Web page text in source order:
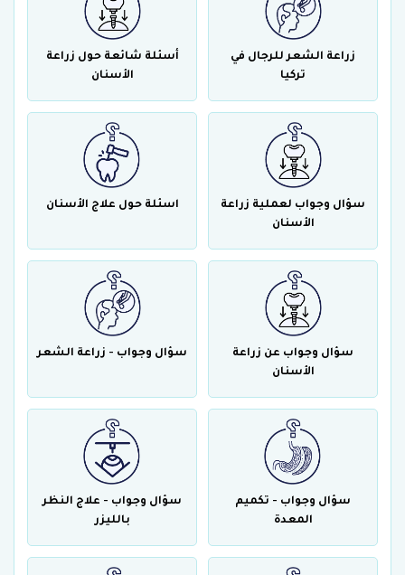
زراعة الشعر للرجال في
تركيا
أسئلة شائعة حول زراعة
الأسنان
سؤال وجواب لعملية زراعة
الأسنان
اسئلة حول علاج الأسنان
سؤال وجواب عن زراعة
الأسنان
سؤال وجواب - زراعة الشعر
سؤال وجواب - تكميم
المعدة
سؤال وجواب - علاج النظر
بالليزر